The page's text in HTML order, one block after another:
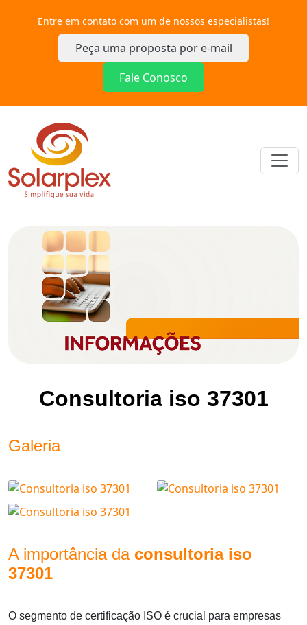
Entre em contato com um de nossos especialistas!
Peça uma proposta por e-mail
Fale Conosco
Consultoria iso 37301
Galeria
A importância da consultoria iso
37301
O segmento de certificação ISO é crucial para empresas